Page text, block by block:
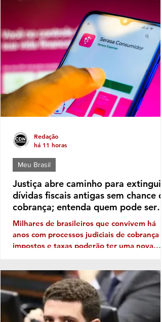
pensionistas do Instituto Nacional do
Social (INSS). A ofensiva foi autorizada pelo
ministro André Mendonça, do Supremo
Tribunal Federal (STF), e incluiu o
cumprimento de mandados de busca e
apreensão para aprofundar as
Justiça abre caminho para extinguir
dívidas fiscais antigas sem chance
cobrança; entenda quem pode ser
beneficiado
Milhares de brasileiros que convivem há
anos com processos judiciais de cobrança
impostos e taxas poderão ter uma nova
Nacional de Justiça (CNJ) autoriza os
tribunais a extinguir execuções fiscais
antigas que permanecem sem qualquer
perspectiva de recuperação dos valores. A
medida, no entanto, não significa um
Meu Brasil
Redação
há 11 horas